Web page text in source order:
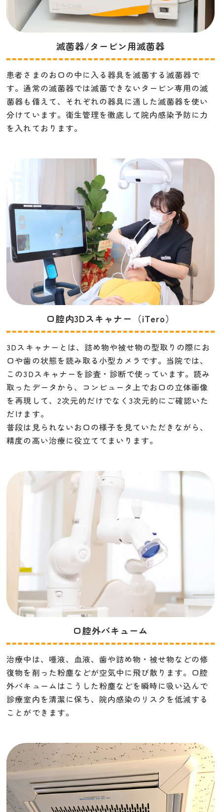
滅菌器/タービン用滅菌器
患者さまのお口の中に入る器具を滅菌する滅菌器で
す。通常の滅菌器では滅菌できないタービン専用の滅
菌器も備えて、それぞれの器具に適した滅菌器を使い
分けています。衛生管理を徹底して院内感染予防に力
を入れております。
口腔内3Dスキャナー（iTero）
3Dスキャナーとは、詰め物や被せ物の型取りの際にお
口や歯の状態を読み取る小型カメラです。当院では、
この3Dスキャナーを診査・診断で使っています。読み
取ったデータから、コンピュータ上でお口の立体画像
を再現して、2次元的だけでなく3次元的にご確認いた
だけます。
普段は見られないお口の様子を見ていただきながら、
精度の高い治療に役立ててまいります。
口腔外バキューム
治療中は、唾液、血液、歯や詰め物・被せ物などの修
復物を削った粉塵などが空気中に飛び散ります。口腔
外バキュームはこうした粉塵などを瞬時に吸い込んで
診療室内を清潔に保ち、院内感染のリスクを低減する
ことができます。